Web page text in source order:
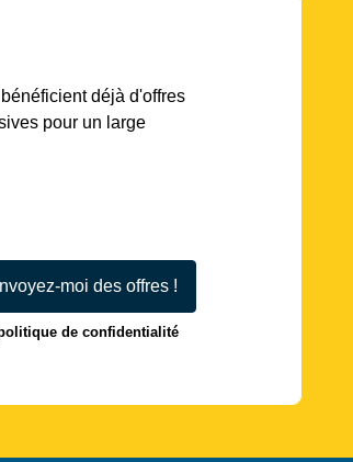
déjà d'offres
pour un large
moi des offres !
de confidentialité